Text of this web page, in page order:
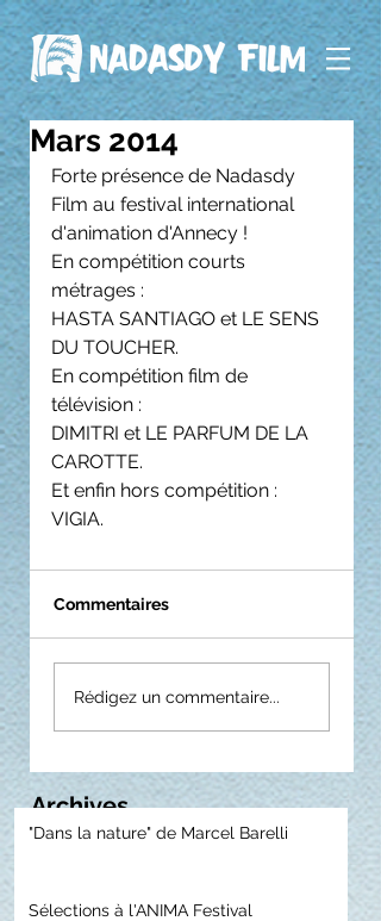
Mars 2014
Forte présence de Nadasdy
Film au festival international
d'animation d'Annecy !
En compétition courts
métrages :
HASTA SANTIAGO et LE SENS
DU TOUCHER.
En compétition film de
télévision :
DIMITRI et LE PARFUM DE LA
CAROTTE.
Et enfin hors compétition :
VIGIA.
Commentaires
Rédigez un commentaire...
Archives
"Dans la nature" de Marcel Barelli
Sélections à l'ANIMA Festival